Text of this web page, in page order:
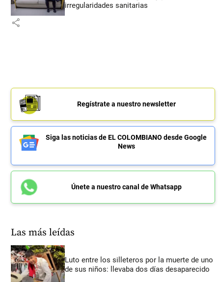
irregularidades sanitarias
share
Regístrate a nuestro newsletter
Siga las noticias de EL COLOMBIANO desde Google
News
Únete a nuestro canal de Whatsapp
Las más leídas
Luto entre los silleteros por la muerte de uno
de sus niños: llevaba dos días desaparecido